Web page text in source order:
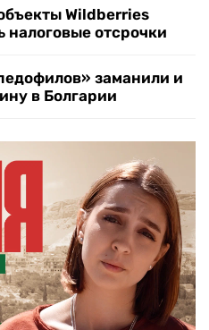
Wildberries
налоговые отсрочки
заманили и
в Болгарии